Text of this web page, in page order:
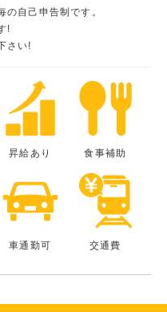
の自己申告制です。
!
さい!
昇給あり 食事補助
車通勤可 交通費